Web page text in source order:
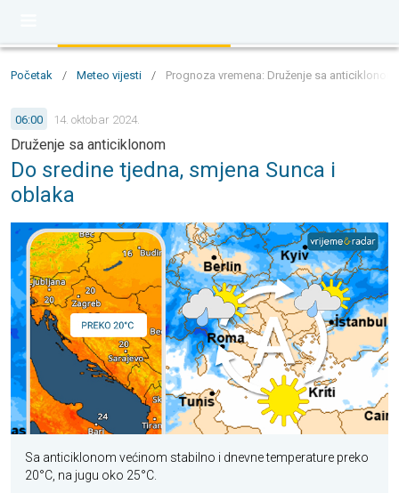
Početak / Meteo vijesti / Prognoza vremena: Druženje sa
06:00 14. oktobar 2024.
Druženje sa anticiklonom
Do sredine tjedna, smjena Sunca i
oblaka
Sa anticiklonom većinom stabilno i dnevne temperature preko
20°C, na jugu oko 25°C.